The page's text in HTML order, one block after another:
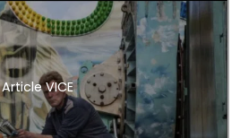
Article VICE